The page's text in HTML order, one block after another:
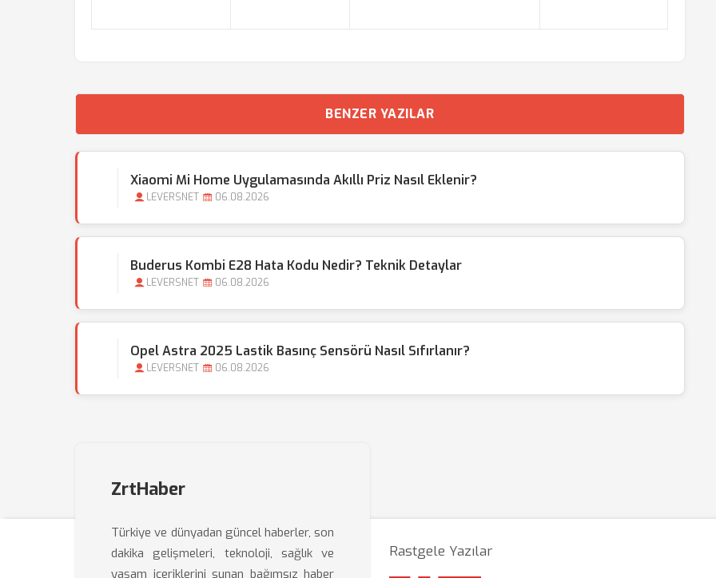
BENZER YAZILAR
Xiaomi Mi Home Uygulamasında Akıllı Priz Nasıl Eklenir?
LEVERSNET 06.08.2026
Buderus Kombi E28 Hata Kodu Nedir? Teknik Detaylar
LEVERSNET 06.08.2026
Opel Astra 2025 Lastik Basınç Sensörü Nasıl Sıfırlanır?
LEVERSNET 06.08.2026
ZrtHaber
Türkiye ve dünyadan güncel haberler, son
dakika gelişmeleri, teknoloji, sağlık ve
yaşam içeriklerini sunan bağımsız haber
Rastgele Yazılar